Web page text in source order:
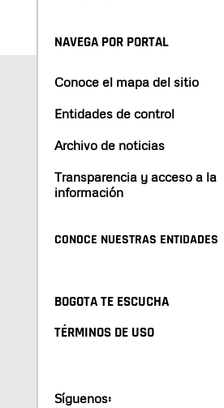
NAVEGA POR PORTAL
Conoce el mapa del sitio
Entidades de control
Archivo de noticias
Transparencia y acceso a la
información
CONOCE NUESTRAS ENTIDADES
BOGOTA TE ESCUCHA
TÉRMINOS DE USO
Síguenos: